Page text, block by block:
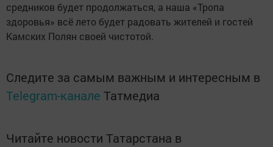
средников будет продолжаться, а наша «Тропа
здоровья» всё лето будет радовать жителей и гостей
Камских Полян своей чистотой.
Следите за самым важным и интересным в
Telegram-канале Татмедиа
Читайте новости Татарстана в